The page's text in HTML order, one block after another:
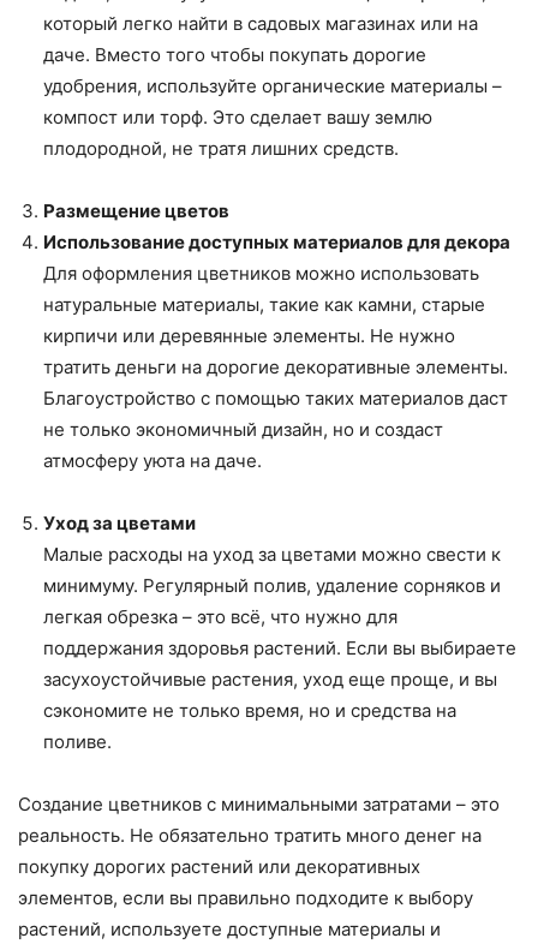
который легко найти в садовых магазинах или на
даче. Вместо того чтобы покупать дорогие
удобрения, используйте органические материалы –
компост или торф. Это сделает вашу землю
плодородной, не тратя лишних средств.
Размещение цветов
Использование доступных материалов для декора
Для оформления цветников можно использовать
натуральные материалы, такие как камни, старые
кирпичи или деревянные элементы. Не нужно
тратить деньги на дорогие декоративные элементы.
Благоустройство с помощью таких материалов даст
не только экономичный дизайн, но и создаст
атмосферу уюта на даче.
Уход за цветами
Малые расходы на уход за цветами можно свести к
минимуму. Регулярный полив, удаление сорняков и
легкая обрезка – это всё, что нужно для
поддержания здоровья растений. Если вы выбираете
засухоустойчивые растения, уход еще проще, и вы
сэкономите не только время, но и средства на
поливе.
Создание цветников с минимальными затратами – это
реальность. Не обязательно тратить много денег на
покупку дорогих растений или декоративных
элементов, если вы правильно подходите к выбору
растений, используете доступные материалы и